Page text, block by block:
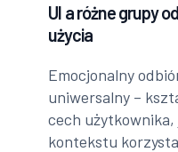
UI a różne grupy
użycia
Emocjonalny
uniwersalny –
cech użytkownika,
kontekstu